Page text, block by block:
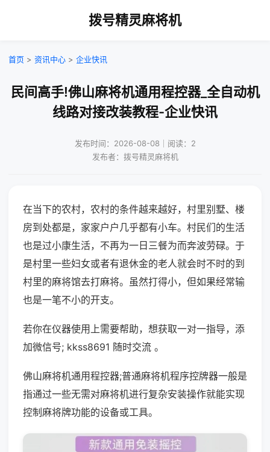
拨号精灵麻将机
首页 > 资讯中心 > 企业快讯
民间高手!佛山麻将机通用程控器_全自动机
线路对接改装教程-企业快讯
发布时间：2026-08-08｜阅读：2
发布者：拨号精灵麻将机
在当下的农村，农村的条件越来越好，村里别墅、楼
房到处都是，家家户户几乎都有小车。村民们的生活
也是过小康生活，不再为一日三餐为而奔波劳碌。于
是村里一些妇女或者有退休金的老人就会时不时的到
村里的麻将馆去打麻将。虽然打得小，但如果经常输
也是一笔不小的开支。
若你在仪器使用上需要帮助，想获取一对一指导，添
加微信号; kkss8691 随时交流 。
佛山麻将机通用程控器;普通麻将机程序控牌器一般是
指通过一些无需对麻将机进行复杂安装操作就能实现
控制麻将牌功能的设备或工具。